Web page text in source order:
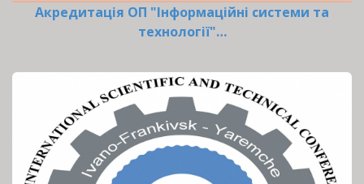
Акредитація ОП "Інформаційні системи та
технології"…